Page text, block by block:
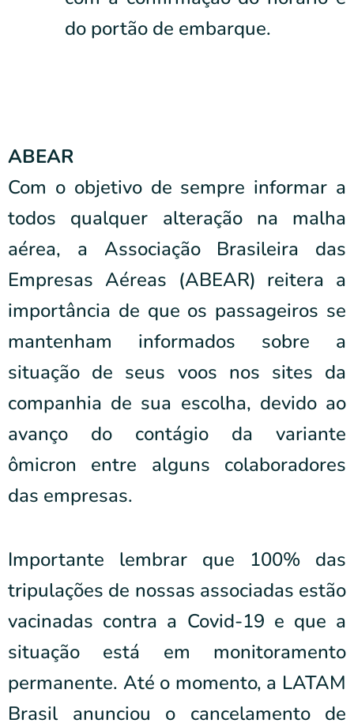
do portão de embarque.
ABEAR
Com o objetivo de sempre informar a
todos qualquer alteração na malha
aérea, a Associação Brasileira das
Empresas Aéreas (ABEAR) reitera a
importância de que os passageiros se
mantenham informados sobre a
situação de seus voos nos sites da
companhia de sua escolha, devido ao
avanço do contágio da variante
ômicron entre alguns colaboradores
das empresas.
Importante lembrar que 100% das
tripulações de nossas associadas estão
vacinadas contra a Covid-19 e que a
situação está em monitoramento
permanente. Até o momento, a LATAM
Brasil anunciou o cancelamento de